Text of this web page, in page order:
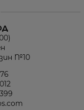
№10